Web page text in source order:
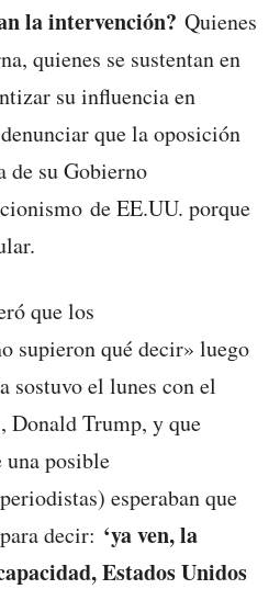
la intervención? Quienes
quienes se sustentan en
su influencia en
que la oposición
de su Gobierno
de EE.UU. porque
que los
supieron qué decir» luego
sostuvo el lunes con el
Donald Trump, y que
posible
esperaban que
decir: ‘ya ven, la
Estados Unidos